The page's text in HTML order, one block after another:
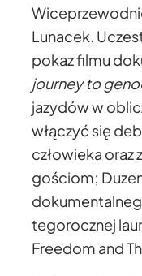
Lunacek.
pokaz filmu
journey to
jazydów w
włączyć się
człowieka oraz
gościom;
tegorocznej
Freedom and